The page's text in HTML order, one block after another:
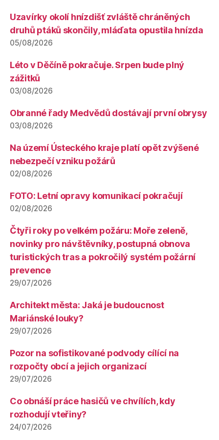
Uzavírky okolí hnízdišť zvláště chráněných
druhů ptáků skončily, mláďata opustila hnízda
05/08/2026
Léto v Děčíně pokračuje. Srpen bude plný
zážitků
03/08/2026
Obranné řady Medvědů dostávají první obrysy
03/08/2026
Na území Ústeckého kraje platí opět zvýšené
nebezpečí vzniku požárů
02/08/2026
FOTO: Letní opravy komunikací pokračují
02/08/2026
Čtyři roky po velkém požáru: Moře zeleně,
novinky pro návštěvníky, postupná obnova
turistických tras a pokročilý systém požární
prevence
29/07/2026
Architekt města: Jaká je budoucnost
Mariánské louky?
29/07/2026
Pozor na sofistikované podvody cílící na
rozpočty obcí a jejich organizací
29/07/2026
Co obnáší práce hasičů ve chvílích, kdy
rozhodují vteřiny?
24/07/2026